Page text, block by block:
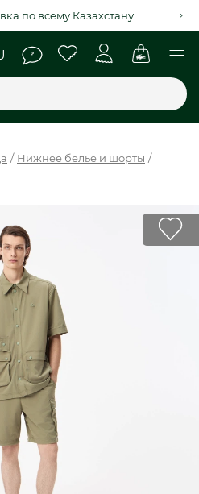
через Kaspi Red+
Нижнее белье и шорты